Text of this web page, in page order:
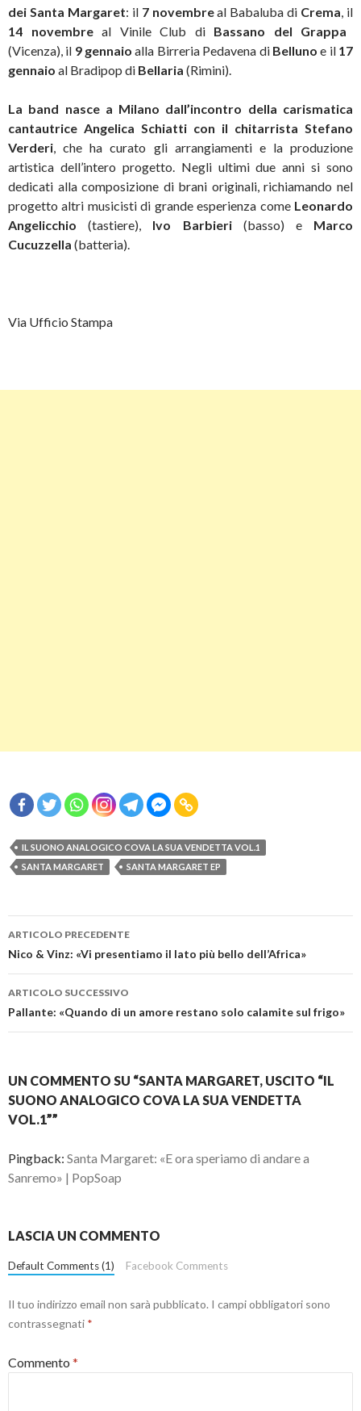
dei Santa Margaret: il 7 novembreal Babaluba di Crema, il
14 novembreal Vinile Club diBassano del Grappa
(Vicenza), il 9 gennaioalla Birreria Pedavena diBellunoe il17
gennaio al Bradipop di Bellaria (Rimini).
La band nasce a Milano dall’incontro della carismatica
cantautrice Angelica Schiatti con il chitarrista Stefano
Verderi, che ha curato gli arrangiamenti e la produzione
artistica dell’intero progetto. Negli ultimi due anni si sono
dedicati alla composizione di brani originali, richiamando nel
progetto altri musicisti di grande esperienza come Leonardo
Angelicchio (tastiere), Ivo Barbieri(basso) e Marco
Cucuzzella (batteria).
Via Ufficio Stampa
IL SUONO ANALOGICO COVA LA SUA VENDETTA VOL.1
SANTA MARGARET
SANTA MARGARET EP
Navigazione
articolo
ARTICOLO PRECEDENTE
Nico & Vinz: «Vi presentiamo il lato più bello dell’Africa»
ARTICOLO SUCCESSIVO
Pallante: «Quando di un amore restano solo calamite sul frigo»
UN COMMENTO SU “SANTA MARGARET, USCITO “IL
SUONO ANALOGICO COVA LA SUA VENDETTA
VOL.1””
Pingback: Santa Margaret: «E ora speriamo di andare a
Sanremo» | PopSoap
LASCIA UN COMMENTO
Default Comments (1) Facebook Comments
Il tuo indirizzo email non sarà pubblicato. I campi obbligatori sono
contrassegnati *
Commento *